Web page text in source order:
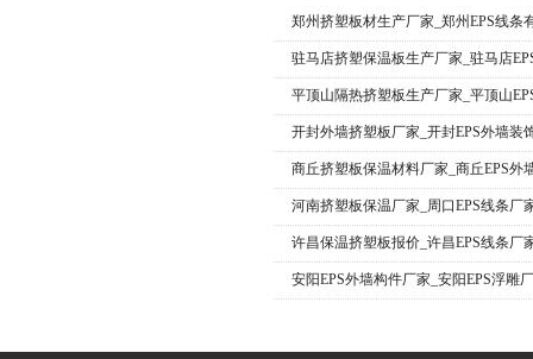
郑州挤塑板材生产厂家_郑州EPS线条
驻马店挤塑保温板生产厂家_驻马店
平顶山隔热挤塑板生产厂家_平顶山
开封外墙挤塑板厂家_开封EPS外墙装
商丘挤塑板保温材料厂家_商丘EPS外
河南挤塑板保温厂家_周口EPS线条厂
许昌保温挤塑板报价_许昌EPS线条厂
安阳EPS外墙构件厂家_安阳EPS浮雕